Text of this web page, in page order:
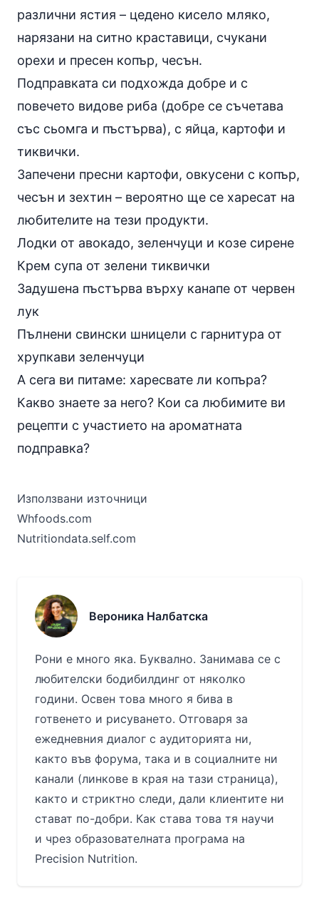
различни ястия – цедено кисело мляко,
нарязани на ситно краставици, счукани
орехи и пресен копър, чесън.
Подправката си подхожда добре и с
повечето видове риба (добре се съчетава
със сьомга и пъстърва), с яйца, картофи и
тиквички.
Запечени пресни картофи, овкусени с копър,
чесън и зехтин – вероятно ще се харесат на
любителите на тези продукти.
Лодки от авокадо, зеленчуци и козе сирене
Крем супа от зелени тиквички
Задушена пъстърва върху канапе от червен
лук
Пълнени свински шницели с гарнитура от
хрупкави зеленчуци
А сега ви питаме: харесвате ли копъра?
Какво знаете за него? Кои са любимите ви
рецепти с участието на ароматната
подправка?
Използвани източници
Whfoods.com
Nutritiondata.self.com
Вероника Налбатска
Рони е много яка. Буквално. Занимава се с
любителски бодибилдинг от няколко
години. Освен това много я бива в
готвенето и рисуването. Отговаря за
ежедневния диалог с аудиторията ни,
както във форума, така и в социалните ни
канали (линкове в края на тази страница),
както и стриктно следи, дали клиентите ни
стават по-добри. Как става това тя научи
и чрез образователната програма на
Precision Nutrition.